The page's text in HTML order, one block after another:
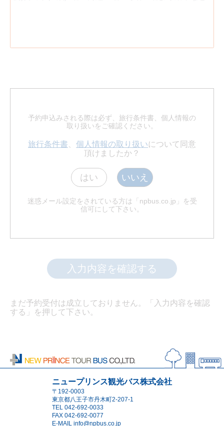
予約申込みされる際は必ず、旅行条件書、個人情報の
取り扱いをご確認ください。
旅行条件書 個人情報の取り扱いについて同意
頂けましたか？
はい いいえ
迷惑メール設定をされている方は「npbus.co.jp」を受
信可にして下さい。
入力内容を確認する
まだ予約受付は成立しておりません。「入力内容を確認
する」を押して下さい。
ニュープリンス観光バス株式会社
〒192-0003
東京都八王子市丹木町2-207-1
TEL 042-692-0033
FAX 042-692-0077
E-MAIL info@npbus.co.jp